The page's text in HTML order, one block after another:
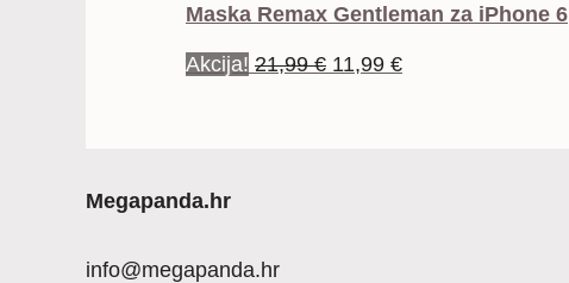
je:
34,99 €.
12,99 €.
Maska Remax Gentleman za iPhone 6
Akcija! 21,99€ Izvorna
11,99 €Trenutna
Megapanda.hr
info@megapanda.hr